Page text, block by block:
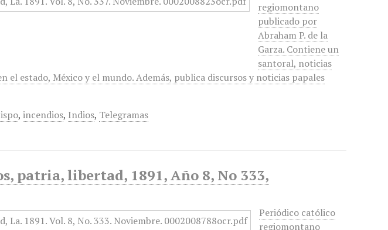
regiomontano
publicado por
Abraham P. de la
Garza. Contiene un
santoral, noticias
el estado, México y el mundo. Además, publica discursos y noticias papales
,incendios, Indios, Telegramas
patria, libertad, 1891, Año 8, No 333,
Periódico católico
regiomontano